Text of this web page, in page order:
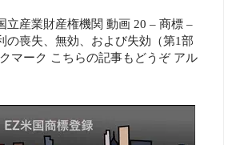
立産業財産権機関 動画 20 – 商標 –
の喪失、無効、および失効（第1部
マーク こちらの記事もどうぞ アル